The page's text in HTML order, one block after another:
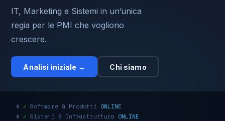
IT, Marketing e Sistemi in un’unica
regia per le PMI che vogliono
crescere.
Analisi iniziale → Chi siamo
$ ✓ Software & Prodotti ONLINE
$ ✓ Sistemi & Infrastruttura ONLINE